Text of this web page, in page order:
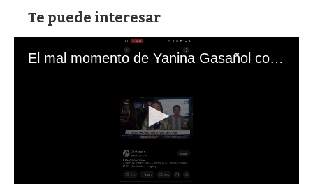
Te puede interesar
El mal momento de Yanina Gasañol con un hincha argentino en "Subrayado"